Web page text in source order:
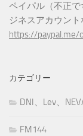
ペイパル（不正
ジネスアカウント
https://paypal.me/
カテゴリー
DNI、Lev、
FM144